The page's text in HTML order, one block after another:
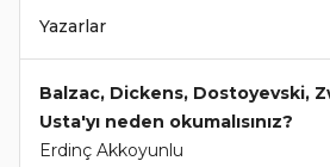
Yazarlar
Balzac, Dickens, Dostoyevski,
Usta'yı neden okumalısınız?
Erdinç Akkoyunlu